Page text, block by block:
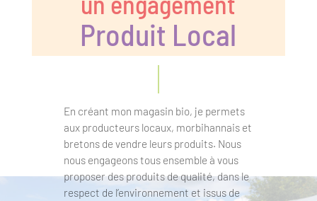
Produit Local
En créant mon magasin bio, je permets
aux producteurs locaux, morbihannais et
bretons de vendre leurs produits. Nous
nous engageons tous ensemble à vous
proposer des produits de qualité, dans le
respect de l’environnement et issus de